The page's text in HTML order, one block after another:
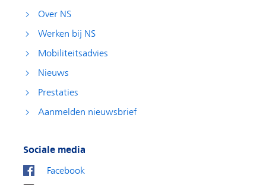
Over NS
Werken bij NS
Mobiliteitsadvies
Nieuws
Prestaties
Aanmelden nieuwsbrief
Sociale media
Facebook